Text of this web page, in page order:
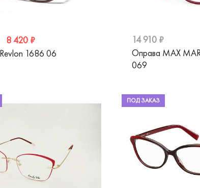
8 420 ₽
1686 06
14 910 ₽
Оправа MAX
069
ПОД ЗАКАЗ